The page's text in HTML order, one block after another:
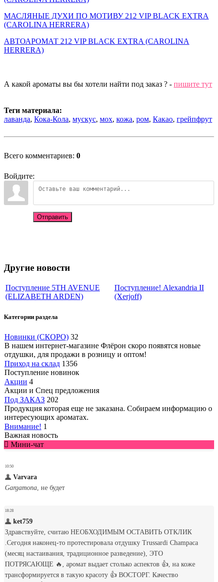
МАСЛЯНЫЕ ДУХИ ПО МОТИВУ 212 VIP BLACK EXTRA
(CAROLINA HERRERA)
АВТОАРОМАТ 212 VIP BLACK EXTRA (CAROLINA
HERRERA)
А какой ароматы вы бы хотели найти под заказ ? - пишите тут
Теги материала:
лаванда, Кока-Кола, мускус, мох, кожа, ром, Какао, грейпфрут
Всего комментариев: 0
Войдите:
Отправить
Другие новости
Поступление 5TH AVENUE
(ELIZABETH ARDEN)
Поступление! Alexandria II
(Xerjoff)
Категории раздела
Новинки (СКОРО) 32
В нашем интернет-магазине Флёрон скоро появятся новые
отдушки, для продажи в розницу и оптом!
Приход на склад 1356
Поступление новинок
Акции 4
Акции и Спец предложения
Под ЗАКАЗ 202
Продукция которая еще не заказана. Собираем информацию о
интересующих ароматах.
Внимание! 1
Важная новость
Мини-чат